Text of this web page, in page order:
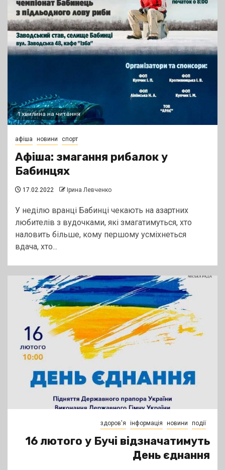
1 хвилина на читання
афіша новини спорт
Афіша: змагання рибалок у
Бабинцях
17.02.2022 Ірина Левченко
У неділю вранці Бабинці чекають на азартних
любителів з вудочками, які змагатимуться, хто
наловить більше, кому першому усміхнеться
вдача, хто...
здоров'я інформація новини події
16 лютого у Бучі відзначатимуть
День єднання